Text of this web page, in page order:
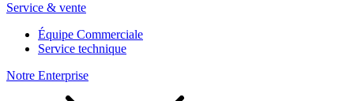
Service & vente
Équipe Commerciale
Service technique
Notre Enterprise